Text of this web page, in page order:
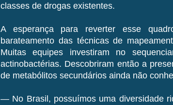
classes de drogas existentes.
A esperança para reverter esse
barateamento das técnicas de
Muitas equipes investiram no
actinobactérias. Descobriram então a
de metabólitos secundários ainda não
— No Brasil, possuímos uma diversidade